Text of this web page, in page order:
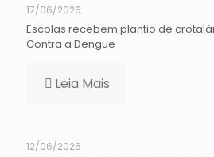
17/06/2026
Escolas recebem plantio de
Contra a Dengue
Leia Mais
12/06/2026